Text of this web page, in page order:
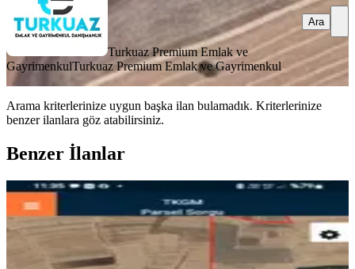
Turkuaz Premium Emlak ve
GayrimenkulTurkuaz Premium Emlak ve Gayrimenkul
Ara
Arama kriterlerinize uygun başka ilan bulamadık. Kriterlerinize
benzer ilanlara göz atabilirsiniz.
Benzer İlanlar
Afyon Emlak Ofisinden Satılık Arsa
İhsaniye, Kadımürsel Köyü
826 m²
484/m²· 20.05.2025